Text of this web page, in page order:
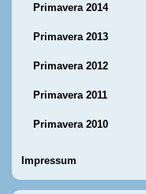
Primavera 2014
Primavera 2013
Primavera 2012
Primavera 2011
Primavera 2010
Impressum